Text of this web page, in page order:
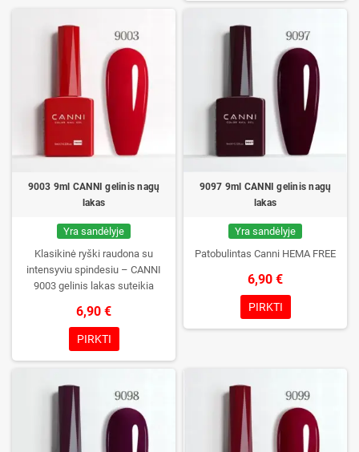
išliekamumas. Kiekvienas
buteliukas supakuotas į dėžutę –
pirmą kartą jį atidarysite tik Jūs.
9003 9ml CANNI gelinis nagų
lakas
Yra sandėlyje
Klasikinė ryški raudona su
intensyviu spindesiu – CANNI
9003 gelinis lakas suteikia
6,90 €
PIRKTI
9097 9ml CANNI gelinis nagų
lakas
Yra sandėlyje
Patobulintas Canni HEMA FREE
6,90 €
PIRKTI